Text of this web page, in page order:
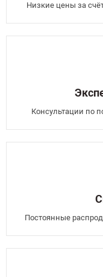
Низкие цены за
Консультации по
Постоянные